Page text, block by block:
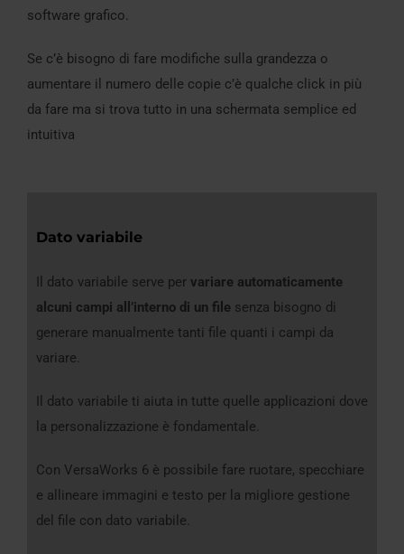
software grafico.
Se c’è bisogno di fare modifiche sulla grandezza o
aumentare il numero delle copie c’è qualche click in più
da fare ma si trova tutto in una schermata semplice ed
intuitiva
Dato variabile
Il dato variabile serve per variare automaticamente
alcuni campi all’interno di un file senza bisogno di
generare manualmente tanti file quanti i campi da
variare.
Il dato variabile ti aiuta in tutte quelle applicazioni dove
la personalizzazione è fondamentale.
Con VersaWorks 6 è possibile fare ruotare, specchiare
e allineare immagini e testo per la migliore gestione
del file con dato variabile.